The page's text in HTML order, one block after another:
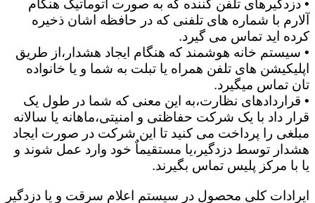
• دزدگیرهای تلفن کننده که به صورت اتوماتیک هنگام
آلارم با شماره های تلفنی که در حافظه اشان ذخیره
کرده اید تماس می گیرد.
• سیستم خانه هوشمند که هنگام ایجاد هشدار،از طریق
اپلیکیشن های تلفن همراه یا تبلت به شما و یا خانواده
تان تماس میگیرد.
• قراردادهای نظارت،به این معنی که شما در طول یک
قرار داد با یک شرکت حفاظتی و امنیتی،ماهانه یا سالانه
مبلغی را پرداخت می کنید تا این شرکت در صورت ایجاد
هشدار توسط دزدگیر،یا مستقیماٌ خود وارد عمل شوند و
یا با مرکز پلیس تماس بگیرند.
ایرادات کلی محصول در سیستم اعلام سرقت و یا دزدگیر